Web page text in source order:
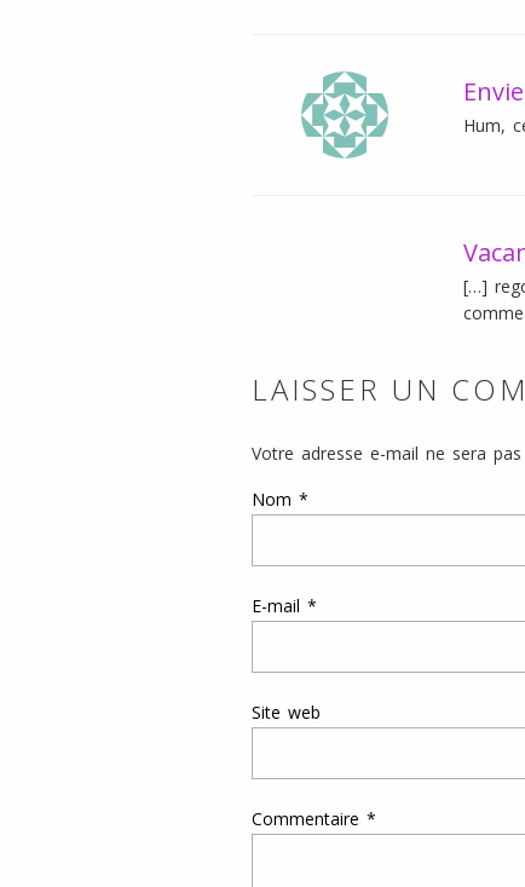
Hum,
[…]
LAISSER UN
Votre adresse e-mail ne sera pas
Nom *
E-mail *
Site web
Commentaire *